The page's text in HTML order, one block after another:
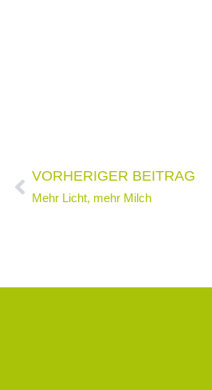
Zurück
VORHERIGER BEITRAG
Mehr Licht, mehr Milch